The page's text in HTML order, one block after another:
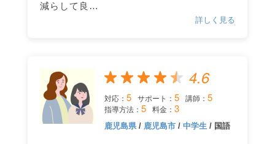
減らして良…
詳しく見る
4.6
対応： 5 サポート： 5 講師： 5
指導方法： 5 料金： 3
鹿児島県/ 鹿児島市/ 中学生/ 国語